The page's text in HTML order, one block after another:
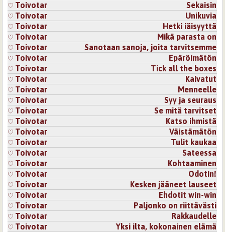
Toivotar
Sekaisin
Toivotar
Unikuvia
Toivotar
Hetki iäisyyttä
Toivotar
Mikä parasta on
Toivotar
Sanotaan sanoja, joita tarvitsemme
Toivotar
Epäröimätön
Toivotar
Tick all the boxes
Toivotar
Kaivatut
Toivotar
Menneelle
Toivotar
Syy ja seuraus
Toivotar
Se mitä tarvitset
Toivotar
Katso ihmistä
Toivotar
Väistämätön
Toivotar
Tulit kaukaa
Toivotar
Sateessa
Toivotar
Kohtaaminen
Toivotar
Odotin!
Toivotar
Kesken jääneet lauseet
Toivotar
Ehdotit win-win
Toivotar
Paljonko on riittävästi
Toivotar
Rakkaudelle
Toivotar
Yksi ilta, kokonainen elämä